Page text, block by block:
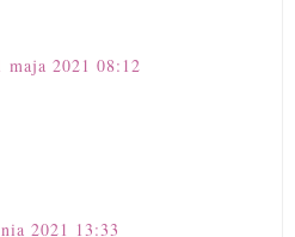
maja 2021 08:12
2021 13:33